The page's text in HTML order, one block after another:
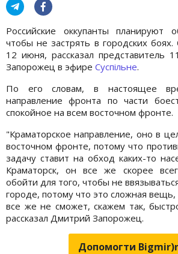
Российские оккупанты планируют
чтобы не застрять в городских
12 июня, рассказал представитель
Запорожец в эфире Суспільне.
По его словам, в настоящее
направление фронта по части
спокойное на всем восточном фронте.
"Краматорское направление, оно в
восточном фронте, потому что
задачу ставит на обход каких-то
Краматорск, он все же скорее
обойти для того, чтобы не
городе, потому что это сложная
все же не сможет, скажем так,
рассказал Дмитрий Запорожец.
Допомогти